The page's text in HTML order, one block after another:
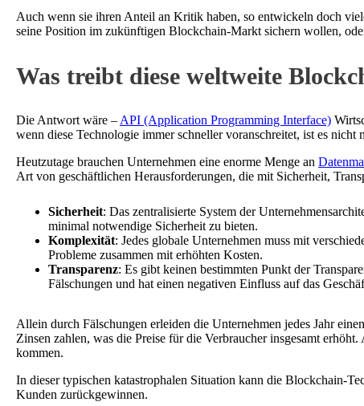
Auch wenn sie ihren Anteil an Kritik haben, so entwickeln doch
seine Position im zukünftigen Blockchain-Markt sichern wollen,
Was treibt diese weltweite
Die Antwort wäre – API (Application Programming Interface)
wenn diese Technologie immer schneller voranschreitet, ist es
Heutzutage brauchen Unternehmen eine enorme Menge an
Art von geschäftlichen Herausforderungen, die mit Sicherheit,
Sicherheit: Das zentralisierte System der
minimal notwendige Sicherheit zu bieten.
Komplexität: Jedes globale Unternehmen muss mit
Probleme zusammen mit erhöhten Kosten.
Transparenz: Es gibt keinen bestimmten Punkt der
Fälschungen und hat einen negativen Einfluss auf das
Allein durch Fälschungen erleiden die Unternehmen jedes Jahr
Zinsen zahlen, was die Preise für die Verbraucher insgesamt
kommen.
In dieser typischen katastrophalen Situation kann die Blockchain-
Kunden zurückgewinnen.